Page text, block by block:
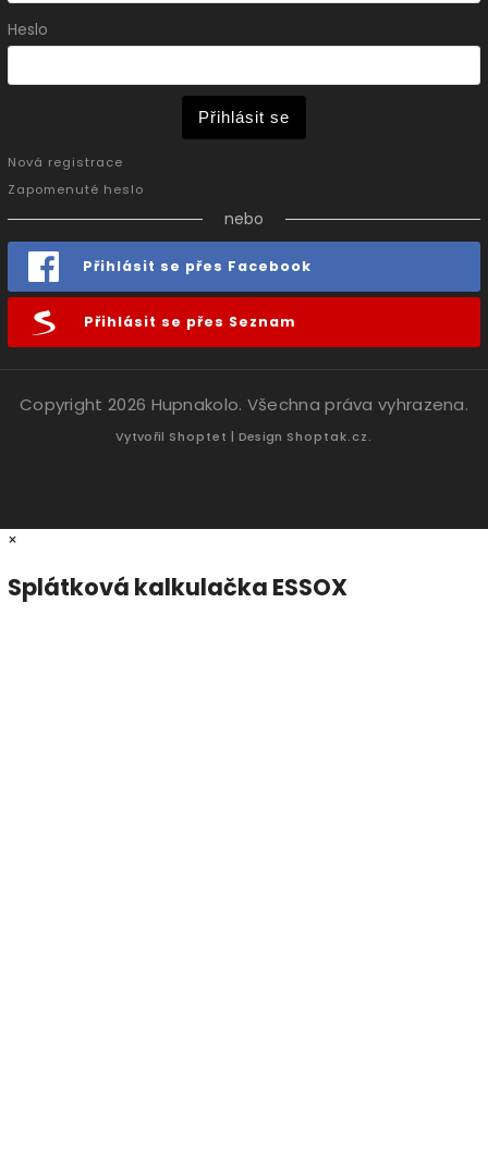
Heslo
Přihlásit se
Nová registrace
Zapomenuté heslo
nebo
Přihlásit se přes Facebook
Přihlásit se přes Seznam
Copyright 2026 Hupnakolo. Všechna práva vyhrazena.
Vytvořil Shoptet | Design Shoptak.cz.
×
Splátková kalkulačka ESSOX